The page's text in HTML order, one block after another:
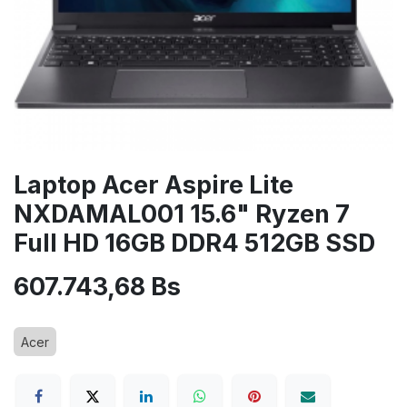
Laptop Acer Aspire Lite
NXDAMAL001 15.6" Ryzen 7
Full HD 16GB DDR4 512GB SSD
607.743,68 Bs
Acer